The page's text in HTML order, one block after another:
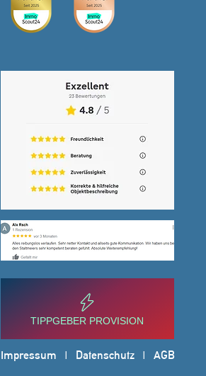
TIPPGEBER PROVISION
Impressum | Datenschutz| AGB